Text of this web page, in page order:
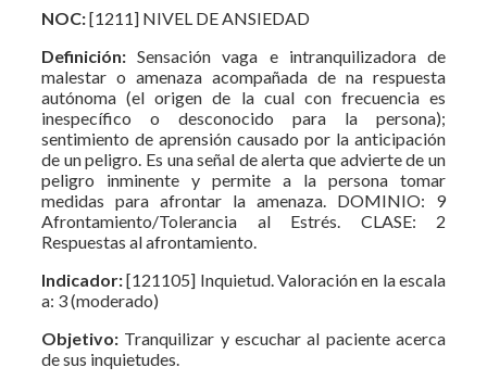
NOC:[1211] NIVEL DE ANSIEDAD
Definición: Sensación vaga e intranquilizadora de
malestar o amenaza acompañada de na respuesta
autónoma (el origen de la cual con frecuencia es
inespecífico o desconocido para la persona);
sentimiento de aprensión causado por la anticipación
de un peligro. Es una señal de alerta que advierte de un
peligro inminente y permite a la persona tomar
medidas para afrontar la amenaza. DOMINIO: 9
Afrontamiento/Tolerancia al Estrés. CLASE: 2
Respuestas al afrontamiento.
Indicador:[121105] Inquietud. Valoración en la escala
a: 3 (moderado)
Objetivo: Tranquilizar y escuchar al paciente acerca
de sus inquietudes.